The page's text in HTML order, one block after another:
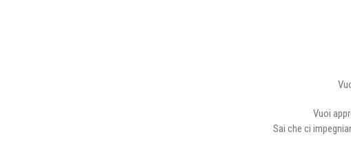
Vuoi
Sai che ci